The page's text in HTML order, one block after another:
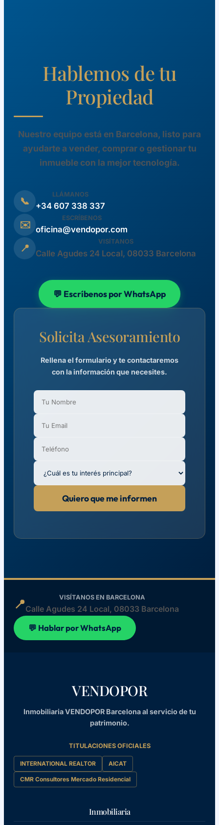
Hablemos de tu
Propiedad
Nuestro equipo está en Barcelona, listo para
ayudarte a vender, comprar o gestionar tu
inmueble con la mejor tecnología.
📞
LLÁMANOS
+34 607 338 337
✉️
ESCRÍBENOS
oficina@vendopor.com
📍
VISÍTANOS
Calle Agudes 24 Local, 08033 Barcelona
💬 Escríbenos por WhatsApp
Solicita Asesoramiento
Rellena el formulario y te contactaremos
con la información que necesites.
Quiero que me informen
📍 VISÍTANOS EN BARCELONA
Calle Agudes 24 Local, 08033 Barcelona
💬 Hablar por WhatsApp
VENDOPOR
Inmobiliaria VENDOPOR Barcelona al servicio de tu
patrimonio.
TITULACIONES OFICIALES
INTERNATIONAL REALTOR AICAT
CMR Consultores Mercado Residencial
Inmobiliaria